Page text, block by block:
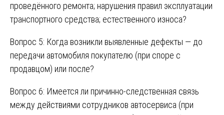
проведённого ремонта; нарушения правил эксплуатации
транспортного средства; естественного износа?
Вопрос 5: Когда возникли выявленные дефекты — до
передачи автомобиля покупателю (при споре с
продавцом) или после?
Вопрос 6: Имеется ли причинно-следственная связь
между действиями сотрудников автосервиса (при